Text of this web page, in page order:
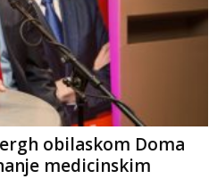
obilaskom Doma
medicinskim